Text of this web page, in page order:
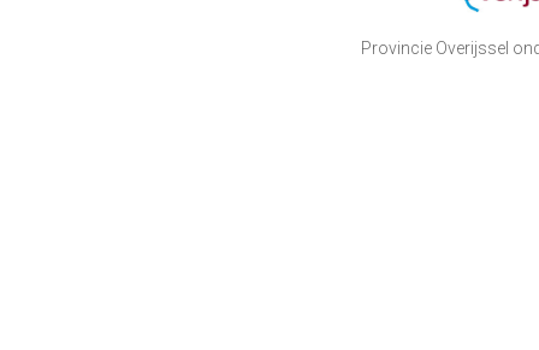
Provincie Overijssel